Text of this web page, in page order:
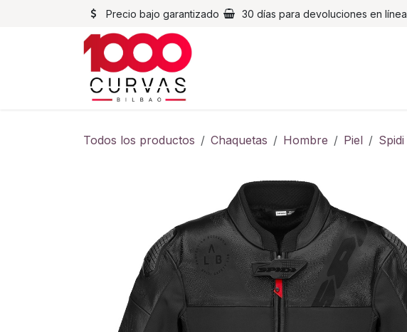
Precio bajo garantizado 30 días para devoluciones en línea
Todos los productos Chaquetas Hombre Piel Spidi